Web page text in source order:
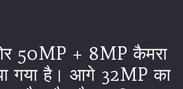
50MP + 8MP कैमरा
गया है। आगे 32MP का